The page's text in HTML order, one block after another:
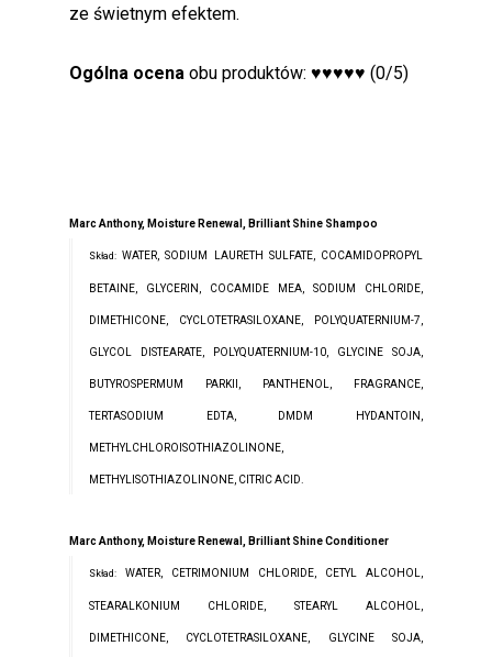
ze świetnym efektem.
Ogólna ocena obu produktów: ♥♥♥♥♥ (0/5)
Marc Anthony, Moisture Renewal, Brilliant Shine Shampoo
Skład:WATER, SODIUM LAURETH SULFATE, COCAMIDOPROPYL
BETAINE, GLYCERIN, COCAMIDE MEA, SODIUM CHLORIDE,
DIMETHICONE, CYCLOTETRASILOXANE, POLYQUATERNIUM-7,
GLYCOL DISTEARATE, POLYQUATERNIUM-10, GLYCINE SOJA,
BUTYROSPERMUM PARKII, PANTHENOL, FRAGRANCE,
TERTASODIUM EDTA, DMDM HYDANTOIN,
METHYLCHLOROISOTHIAZOLINONE,
METHYLISOTHIAZOLINONE, CITRIC ACID.
Marc Anthony, Moisture Renewal, Brilliant Shine Conditioner
Skład: WATER, CETRIMONIUM CHLORIDE, CETYL ALCOHOL,
STEARALKONIUM CHLORIDE, STEARYL ALCOHOL,
DIMETHICONE, CYCLOTETRASILOXANE, GLYCINE SOJA,